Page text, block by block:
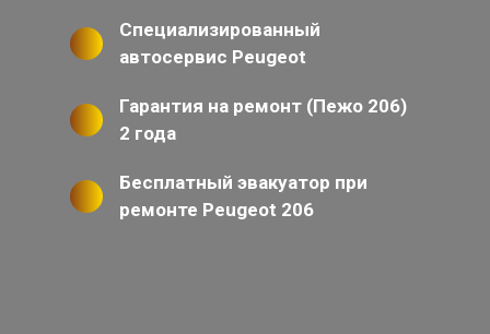
Специализированный
автосервис Peugeot
Гарантия на ремонт (Пежо 206)
2 года
Бесплатный эвакуатор при
ремонте Peugeot 206